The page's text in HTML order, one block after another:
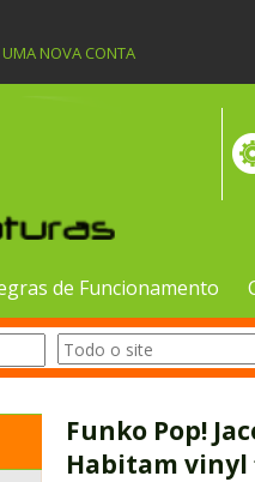
UMA NOVA CONTA
de Funcionamento
Funko Pop!
Habitam